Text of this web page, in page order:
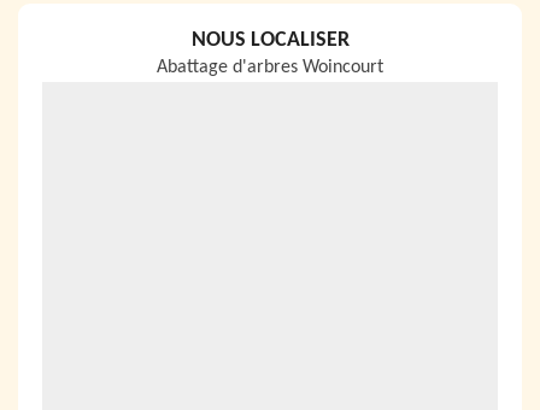
NOUS LOCALISER
Abattage d'arbres Woincourt